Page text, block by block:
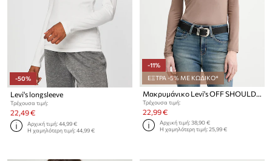
-50%
Levi's longsleeve
Τρέχουσα τιμή:
22,49 €
Αρχική τιμή:44,99 €
Η χαμηλότερη τιμή:44,99 €
-11%
ΕΞΤΡΑ -5% ΜΕ ΚΩΔΙΚΟ*
Τρέχουσα τιμή:
22,99 €
Αρχική τιμή:38,90 €
Η χαμηλότερη τιμή:25,99 €